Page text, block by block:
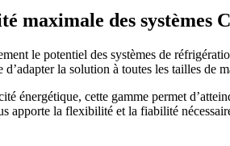
maximale des systèmes
le potentiel des systèmes de
la solution à toutes les tailles de
énergétique, cette gamme permet
la flexibilité et la fiabilité